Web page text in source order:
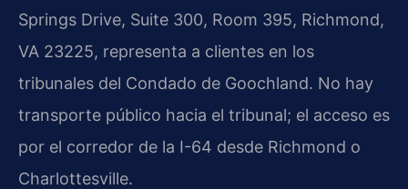
Springs Drive, Suite 300, Room 395, Richmond,
VA 23225, representa a clientes en los
tribunales del Condado de Goochland. No hay
transporte público hacia el tribunal; el acceso es
por el corredor de la I-64 desde Richmond o
Charlottesville.